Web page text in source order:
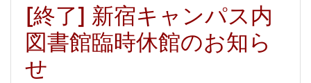
[終了] 新宿キャンパス内
図書館臨時休館のお知ら
せ